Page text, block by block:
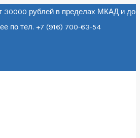
30000 рублей в пределах МКАД и до
по тел. +7 (916) 700-63-54